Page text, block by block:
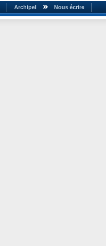
Archipel Nous écrire